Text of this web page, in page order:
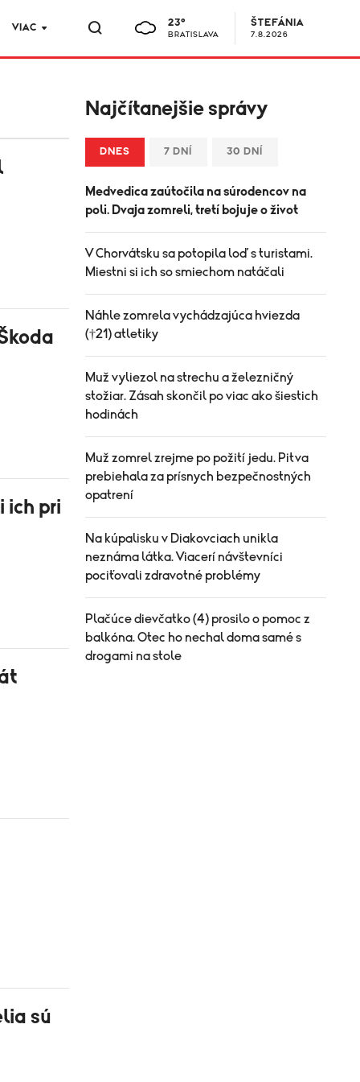
VIAC 23°
BRATISLAVA
ŠTEFÁNIA
7.8.2026
ich pri
sú
Najčítanejšie správy
DNES 7 DNÍ 30 DNÍ
Medvedica zaútočila na súrodencov na
poli. Dvaja zomreli, tretí bojuje o život
V Chorvátsku sa potopila loď s turistami.
Miestni si ich so smiechom natáčali
Náhle zomrela vychádzajúca hviezda
(†21) atletiky
Muž vyliezol na strechu a železničný
stožiar. Zásah skončil po viac ako šiestich
hodinách
Muž zomrel zrejme po požití jedu. Pitva
prebiehala za prísnych bezpečnostných
opatrení
Na kúpalisku v Diakovciach unikla
neznáma látka. Viacerí návštevníci
pociťovali zdravotné problémy
Plačúce dievčatko (4) prosilo o pomoc z
balkóna. Otec ho nechal doma samé s
drogami na stole